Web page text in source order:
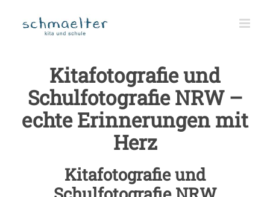
Inhalt
Kitafotografie und
Schulfotografie NRW –
echte Erinnerungen mit
Herz
Kitafotografie und